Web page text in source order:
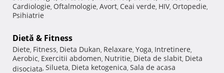
Cardiologie, Oftalmologie, Avort, Ceai verde, HIV, Ortopedie,
Psihiatrie
Dietă & Fitness
Diete, Fitness, Dieta Dukan, Relaxare, Yoga, Intretinere,
Aerobic, Exercitii abdomen, Nutritie, Dieta de slabit, Dieta
disociata, Silueta, Dieta ketogenica, Sala de acasa